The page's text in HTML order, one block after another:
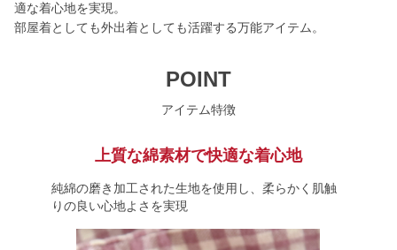
適な着心地を実現。
部屋着としても外出着としても活躍する万能アイテム。
POINT
アイテム特徴
上質な綿素材で快適な着心地
純綿の磨き加工された生地を使用し、柔らかく肌触
りの良い心地よさを実現